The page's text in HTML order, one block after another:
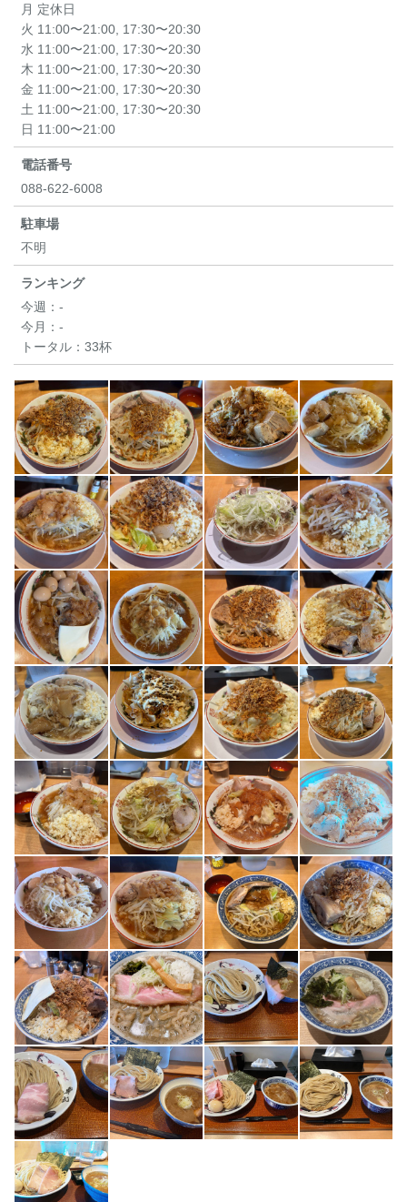
月 定休日
火 11:00〜21:00, 17:30〜20:30
水 11:00〜21:00, 17:30〜20:30
木 11:00〜21:00, 17:30〜20:30
金 11:00〜21:00, 17:30〜20:30
土 11:00〜21:00, 17:30〜20:30
日 11:00〜21:00
電話番号
088-622-6008
駐車場
不明
ランキング
今週： -
今月： -
トータル： 33杯